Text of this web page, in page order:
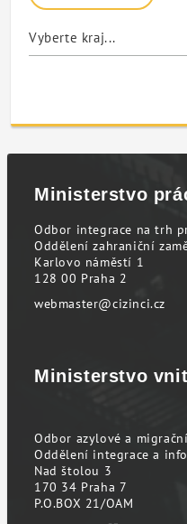
Ministerstvo
Odbor integrace na trh
Oddělení zahraniční
Karlovo náměstí 1
128 00 Praha 2
webmaster@cizinci.cz
Ministerstvo
Odbor azylové a
Oddělení integrace a
Nad štolou 3
170 34 Praha 7
P.O.BOX 21/OAM